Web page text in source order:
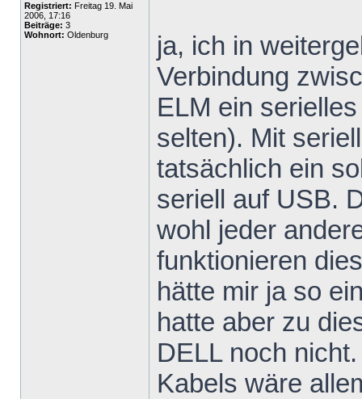
Registriert: Freitag 19. Mai
2006, 17:16
Beiträge: 3
Wohnort: Oldenburg
ja, ich in
Verbindung
ELM ein
selten). Mit
tatsächlich ein
seriell auf USB.
wohl jeder
funktionieren
hätte mir ja so
hatte aber zu
DELL noch
Kabels wäre